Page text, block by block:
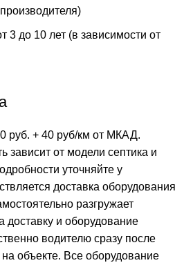
3 до 10 лет (в зависимости от
руб. + 40 руб/км от МКАД.
зависит от модели септика и
уточняйте у
доставка оборудования
разгружает
доставку и оборудование
водителю сразу после
на объекте. Все оборудование